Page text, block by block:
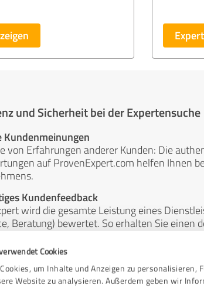
Cookies
um Inhalte und Anzeigen zu
Website zu analysieren. Außerdem geben wir
und Sicherheit bei der Expertensuche
von Erfahrungen anderer Kunden: Die
auf ProvenExpert.com helfen Ihnen
Kundenfeedback
wird die gesamte Leistung eines
Beratung) bewertet. So erhalten Sie einen
Bewertungen
ist grundsätzlich kostenlos, unabhängig und
freiwillig, können nicht gekauft werden